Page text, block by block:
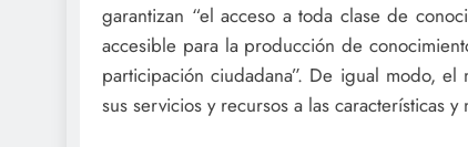
garantizan “el acceso a toda clase de
accesible para la producción de
participación ciudadana”. De igual modo,
sus servicios y recursos a las características